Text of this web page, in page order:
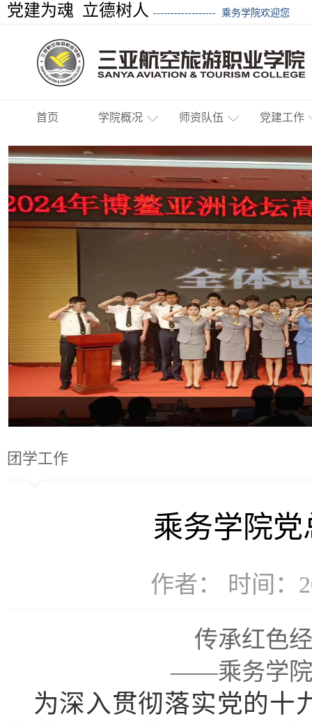
党建为魂 立德树人 ------------------ 乘务学院欢迎您
首页 学院概况 师资队伍 党建工作
团学工作
乘务学院
作者： 时间：
传承红色
——乘务学院
为深入贯彻落实党的十